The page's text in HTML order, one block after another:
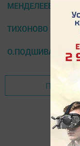
МЕНДЕЛЕЕВСКИЙ
ТИХОНОВО
О.ПОДШИВАЛОВА
Перейти